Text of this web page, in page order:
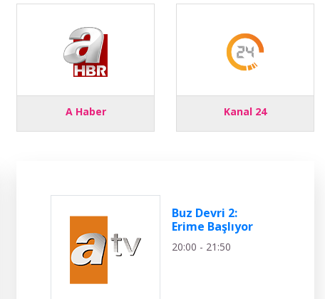
A Haber Kanal 24
Buz Devri 2:
Erime Başlıyor
20:00 - 21:50